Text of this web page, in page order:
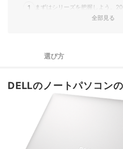
デル・テクノロジーズ｜Dell
デル・テクノロジーズ｜Dell 16
DB16250
デル・テクノロジーズ｜Dell 14
デル・テクノロジーズ｜Dell 15
デル・テクノロジーズ｜Dell 14
DB14250
デル・テクノロジーズ｜Dell
PC16250
デル・テクノロジーズ｜
1 まずはシリーズを把握しよう。
ノートパソコンを外で使うことが多いな
▼ノートパソコンのカテゴリ一覧はこち
DELLのノートパソコンの売れ筋ランキン
全部見る
選び方
DELLのノートパソコン